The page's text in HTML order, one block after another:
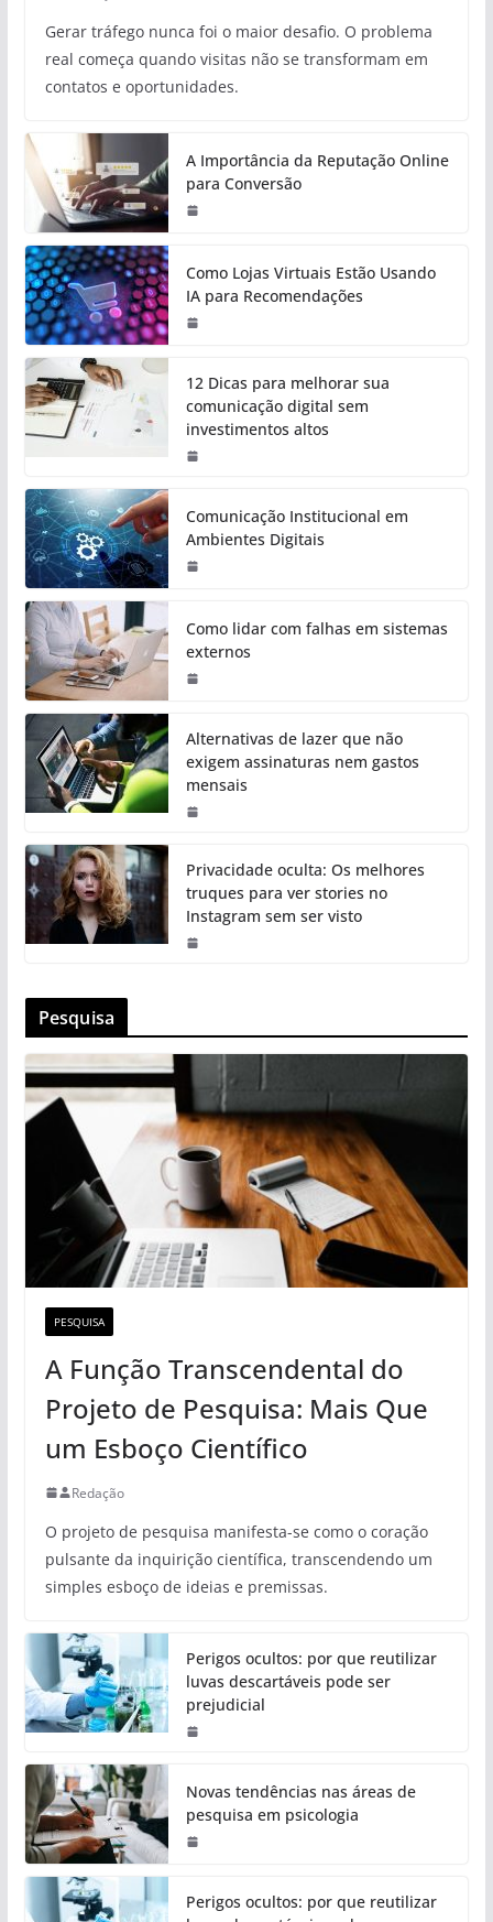
Gerar tráfego nunca foi o maior desafio. O problema
real começa quando visitas não se transformam em
contatos e oportunidades.
A Importância da Reputação Online
para Conversão
Como Lojas Virtuais Estão Usando
IA para Recomendações
12 Dicas para melhorar sua
comunicação digital sem
investimentos altos
Comunicação Institucional em
Ambientes Digitais
Como lidar com falhas em sistemas
externos
Alternativas de lazer que não
exigem assinaturas nem gastos
mensais
Privacidade oculta: Os melhores
truques para ver stories no
Instagram sem ser visto
Pesquisa
PESQUISA
A Função Transcendental do
Projeto de Pesquisa: Mais Que
um Esboço Científico
Redação
O projeto de pesquisa manifesta-se como o coração
pulsante da inquirição científica, transcendendo um
simples esboço de ideias e premissas.
Perigos ocultos: por que reutilizar
luvas descartáveis pode ser
prejudicial
Novas tendências nas áreas de
pesquisa em psicologia
Perigos ocultos: por que reutilizar